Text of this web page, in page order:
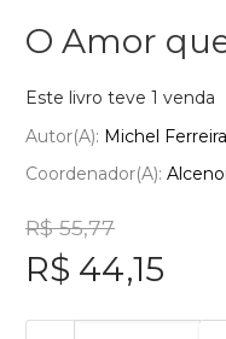
O Amor
Este livro teve 1 venda
Autor(a): Michel
Coordenador(a):
R$ 55,77
R$ 44,15